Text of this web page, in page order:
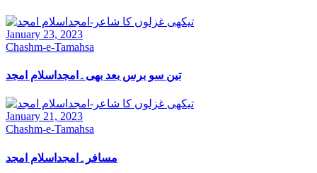
January 23, 2023
Chashm-e-Tamahsa
تین سو برس بعد بھی۔امجداسلام امجد
January 21, 2023
Chashm-e-Tamahsa
مسافر۔امجداسلام امجد